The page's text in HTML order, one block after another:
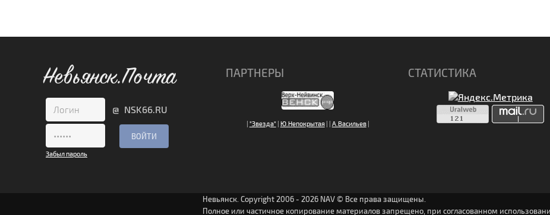
Невьянск.Почта
@ NSK66.RU
Забыл пароль
ПАРТНЕРЫ
| "Звезда"| Ю.Непокрытая| | А.Васильев|
СТАТИСТИКА
Невьянск. Copyright 2006 - 2026 NAV © Все права защищены.
Полное или частичное копирование материалов запрещено, при согласованном